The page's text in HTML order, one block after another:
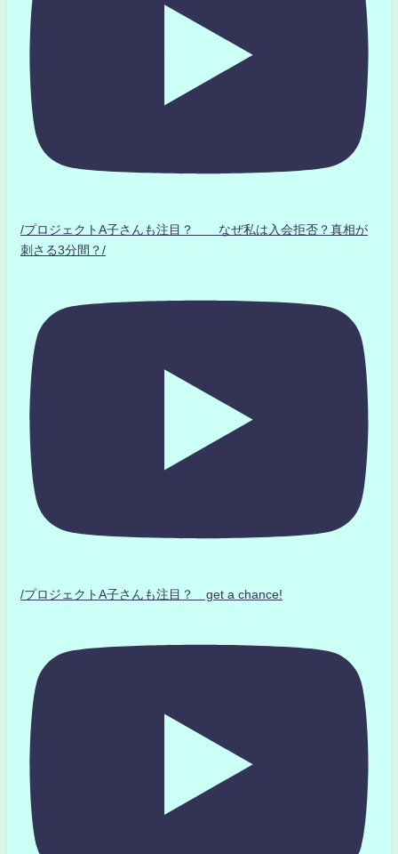
/プロジェクトA子さんも注目？ なぜ私は入会拒否？真相が
刺さる3分間？/
/プロジェクトA子さんも注目？ get a chance!